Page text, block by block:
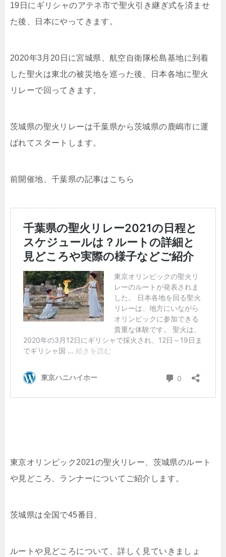
19日にギリシャのアテネ市で聖火引き継ぎ式を済ませ
た後、日本にやってきます。
2020年3月20日に宮城県、航空自衛隊松島基地に到着
した聖火は東北の被災地を巡った後、日本各地に聖火
リレーで回ってきます。
茨城県の聖火リレーは千葉県から茨城県の鹿嶋市に運
ばれてスタートします。
前開催地、千葉県の記事はこちら
東京オリンピック2021の聖火リレー、茨城県のルート
や見どころ、ランナーについてご紹介します。
茨城県は全国で45番目、
ルートや見どころについて、詳しく見ていきましょ